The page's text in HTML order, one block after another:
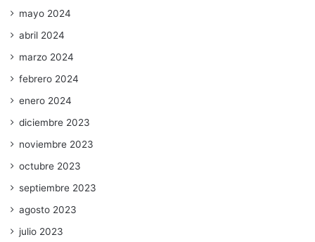
mayo 2024
abril 2024
marzo 2024
febrero 2024
enero 2024
diciembre 2023
noviembre 2023
octubre 2023
septiembre 2023
agosto 2023
julio 2023